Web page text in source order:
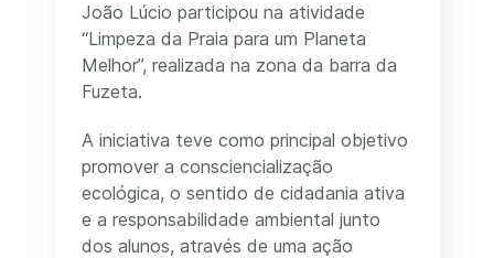
João Lúcio participou na atividade
“Limpeza da Praia para um Planeta
Melhor”, realizada na zona da barra da
Fuzeta.
A iniciativa teve como principal objetivo
promover a consciencialização
ecológica, o sentido de cidadania ativa
e a responsabilidade ambiental junto
dos alunos, através de uma ação